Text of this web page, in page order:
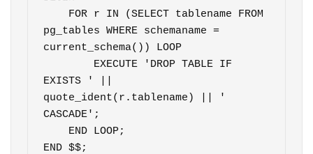
pg_tables WHERE schemaname =
current_schema()) LOOP
EXISTS ' ||
quote_ident(r.tablename) || '
CASCADE';
END $$;